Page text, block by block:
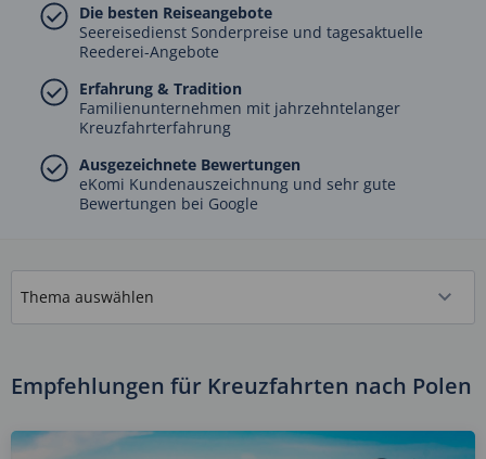
Die besten Reiseangebote
Seereisedienst Sonderpreise und tagesaktuelle
Reederei-Angebote
Erfahrung & Tradition
Familienunternehmen mit jahrzehntelanger
Kreuzfahrterfahrung
Ausgezeichnete Bewertungen
eKomi Kundenauszeichnung und sehr gute
Bewertungen bei Google
Empfehlungen für Kreuzfahrten nach Polen